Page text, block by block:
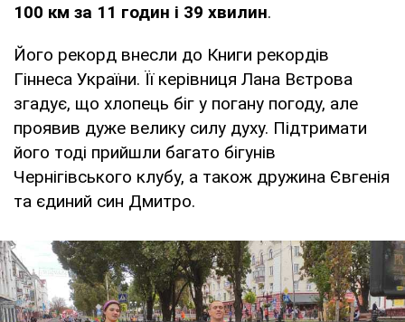
100 км за 11 годин і 39 хвилин.
Його рекорд внесли до Книги рекордів
Гіннеса України. Її керівниця Лана Вєтрова
згадує, що хлопець біг у погану погоду, але
проявив дуже велику силу духу. Підтримати
його тоді прийшли багато бігунів
Чернігівського клубу, а також дружина Євгенія
та єдиний син Дмитро.